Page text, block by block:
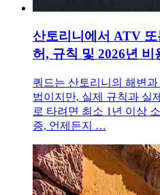
산토리니에서 ATV
허, 규칙 및 2026년 비
쿼드는 산토리니의 해변
법이지만, 실제 규칙과 실
로 타려면 최소 1년 이상
증, 언제든지 …